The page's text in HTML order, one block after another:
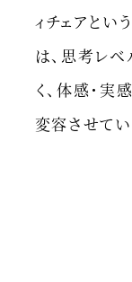
ィチェアとい
は、思考レ
く、体感・
変容させてい